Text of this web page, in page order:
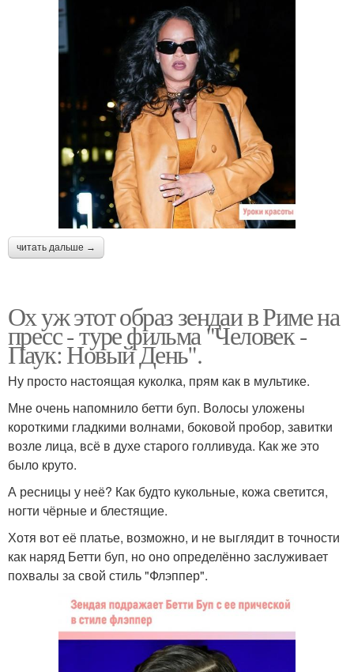
читать дальше →
Ох уж этот образ зендаи в Риме на
пресс - туре фильма "Человек -
Паук: Новый День".
Ну просто настоящая куколка, прям как в мультике.
Мне очень напомнило бетти буп. Волосы уложены
короткими гладкими волнами, боковой пробор, завитки
возле лица, всё в духе старого голливуда. Как же это
было круто.
А ресницы у неё? Как будто кукольные, кожа светится,
ногти чёрные и блестящие.
Хотя вот её платье, возможно, и не выглядит в точности
как наряд Бетти буп, но оно определённо заслуживает
похвалы за свой стиль "Флэппер".